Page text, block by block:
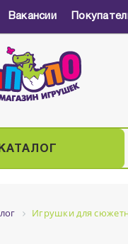
Вакансии
КАТАЛОГ
Игрушки для